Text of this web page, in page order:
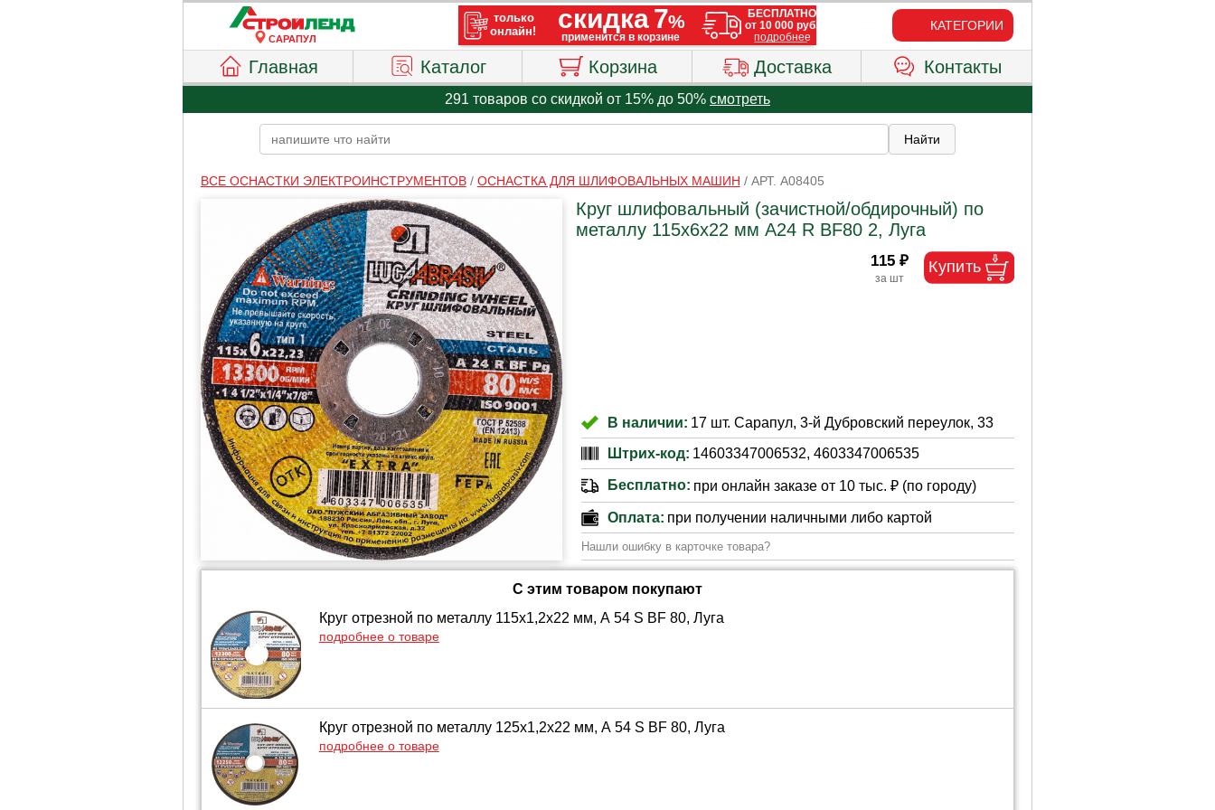
САРАПУЛ
КАТЕГОРИИ
Главная Каталог Корзина Доставка Контакты
291 товаров со скидкой от 15% до 50% смотреть
ВСЕ ОСНАСТКИ ЭЛЕКТРОИНСТРУМЕНТОВ/ ОСНАСТКА ДЛЯ ШЛИФОВАЛЬНЫХ МАШИН / АРТ. A08405
Круг шлифовальный (зачистной/обдирочный) по
металлу 115х6х22 мм А24 R BF80 2, Луга
115 ₽
В наличии: 17 шт. Сарапул, 3-й Дубровский переулок, 33
Штрих-код: 14603347006532, 4603347006535
Бесплатно: при онлайн заказе от 10 тыс. ₽ (по городу)
Оплата: при получении наличными либо картой
Нашли ошибку в карточке товара?
С этим товаром покупают
Круг отрезной по металлу 115х1,2х22 мм, А 54 S BF 80, Луга
подробнее о товаре
Круг отрезной по металлу 125х1,2х22 мм, А 54 S BF 80, Луга
подробнее о товаре